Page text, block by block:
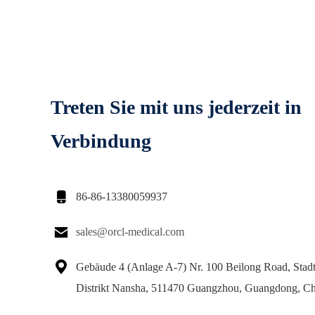
Treten Sie mit uns jederzeit in
Verbindung
 86-86-13380059937
 sales@orcl-medical.com

Gebäude 4 (Anlage A-7) Nr. 100 Beilong Road,
Distrikt Nansha, 511470 Guangzhou, Guangdong,